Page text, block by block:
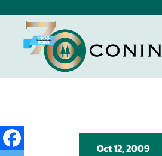
Oct 12, 2009